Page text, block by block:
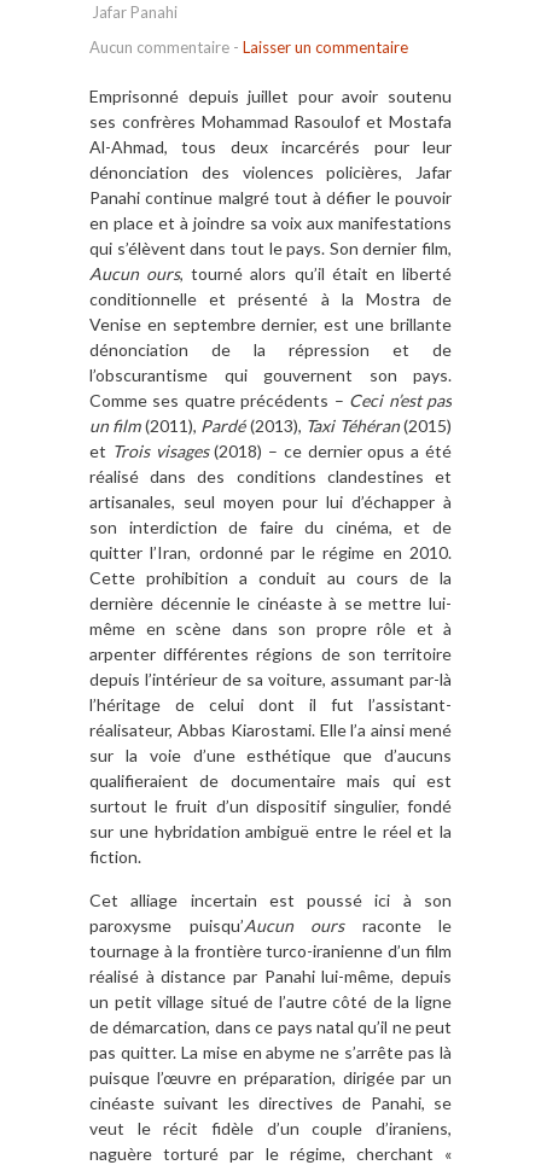
Jafar Panahi
Aucun commentaire - Laisser un commentaire
Emprisonné depuis juillet pour avoir soutenu
ses confrères Mohammad Rasoulof et Mostafa
Al-Ahmad, tous deux incarcérés pour leur
dénonciation des violences policières, Jafar
Panahi continue malgré tout à défier le pouvoir
en place et à joindre sa voix aux manifestations
qui s’élèvent dans tout le pays. Son dernier film,
Aucun ours, tourné alors qu’il était en liberté
conditionnelle et présenté à la Mostra de
Venise en septembre dernier, est une brillante
dénonciation de la répression et de
l’obscurantisme qui gouvernent son pays.
Comme ses quatre précédents – Ceci n’est pas
un film(2011), Pardé(2013), Taxi Téhéran(2015)
et Trois visages(2018) – ce dernier opus a été
réalisé dans des conditions clandestines et
artisanales, seul moyen pour lui d’échapper à
son interdiction de faire du cinéma, et de
quitter l’Iran, ordonné par le régime en 2010.
Cette prohibition a conduit au cours de la
dernière décennie le cinéaste à se mettre lui-
même en scène dans son propre rôle et à
arpenter différentes régions de son territoire
depuis l’intérieur de sa voiture, assumant par-là
l’héritage de celui dont il fut l’assistant-
réalisateur, Abbas Kiarostami. Elle l’a ainsi mené
sur la voie d’une esthétique que d’aucuns
qualifieraient de documentaire mais qui est
surtout le fruit d’un dispositif singulier, fondé
sur une hybridation ambiguë entre le réel et la
fiction.
Cet alliage incertain est poussé ici à son
paroxysme puisqu’Aucun ours raconte le
tournage à la frontière turco-iranienne d’un film
réalisé à distance par Panahi lui-même, depuis
un petit village situé de l’autre côté de la ligne
de démarcation, dans ce pays natal qu’il ne peut
pas quitter. La mise en abyme ne s’arrête pas là
puisque l’œuvre en préparation, dirigée par un
cinéaste suivant les directives de Panahi, se
veut le récit fidèle d’un couple d’iraniens,
naguère torturé par le régime, cherchant «